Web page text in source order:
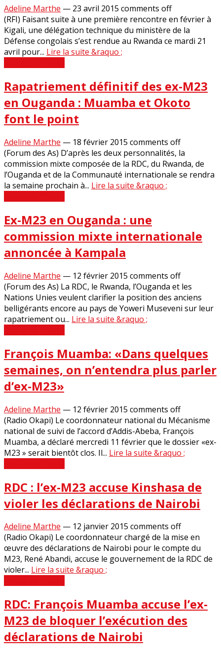
Adeline Marthe — 23 avril 2015 comments off
(RFI) Faisant suite à une première rencontre en février à
Kigali, une délégation technique du ministère de la
Défense congolais s’est rendue au Rwanda ce mardi 21
avril pour... Lire la suite &raquo ;
Rapatriement définitif des ex-M23
en Ouganda : Muamba et Okoto
font le point
Adeline Marthe — 18 février 2015 comments off
(Forum des As) D’après les deux personnalités, la
commission mixte composée de la RDC, du Rwanda, de
l’Ouganda et de la Communauté internationale se rendra
la semaine prochain à... Lire la suite &raquo ;
Ex-M23 en Ouganda : une
commission mixte internationale
annoncée à Kampala
Adeline Marthe — 12 février 2015 comments off
(Forum des As) La RDC, le Rwanda, l’Ouganda et les
Nations Unies veulent clarifier la position des anciens
belligérants encore au pays de Yoweri Museveni sur leur
rapatriement ou... Lire la suite &raquo ;
François Muamba: «Dans quelques
semaines, on n’entendra plus parler
d’ex-M23»
Adeline Marthe — 12 février 2015 comments off
(Radio Okapi) Le coordonnateur national du Mécanisme
national de suivi de l’accord d’Addis-Abeba, François
Muamba, a déclaré mercredi 11 février que le dossier «ex-
M23 » serait bientôt clos. Il... Lire la suite &raquo ;
RDC : l’ex-M23 accuse Kinshasa de
violer les déclarations de Nairobi
Adeline Marthe — 12 janvier 2015 comments off
(Radio Okapi) Le coordonnateur chargé de la mise en
œuvre des déclarations de Nairobi pour le compte du
M23, René Abandi, accuse le gouvernement de la RDC de
violer... Lire la suite &raquo ;
RDC: François Muamba accuse l’ex-
M23 de bloquer l’exécution des
déclarations de Nairobi